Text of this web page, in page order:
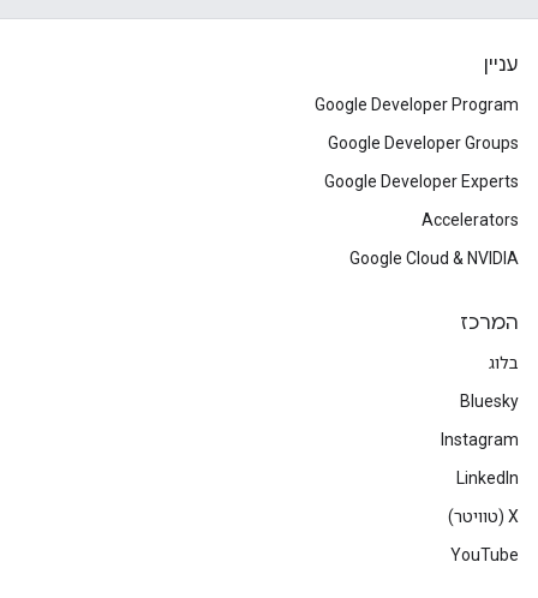
עניין
Google Developer Program
Google Developer Groups
Google Developer Experts
Accelerators
Google Cloud & NVIDIA
המרכז
בלוג
Bluesky
Instagram
LinkedIn
‫X (טוויטר)
YouTube